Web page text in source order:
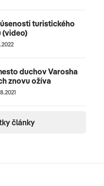
turistického
(video)
duchov Varosha
znovu ožíva
články